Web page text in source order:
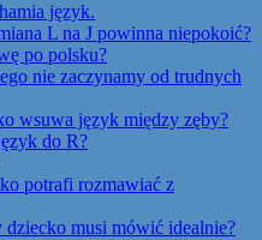
język.
L na J powinna niepokoić?
po polsku?
nie zaczynamy od trudnych
wsuwa język między zęby?
do R?
potrafi rozmawiać z
dziecko musi mówić idealnie?